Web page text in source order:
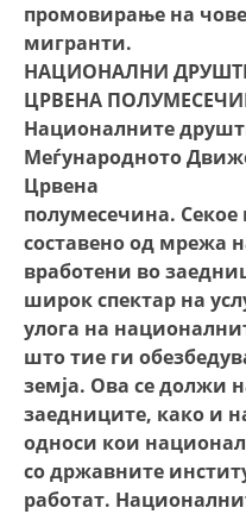
промовирање на
мигранти.
НАЦИОНАЛНИ
ЦРВЕНА
Националните
Меѓународното
Црвена
полумесечина.
составено од мрежа
вработени во
широк спектар на
улога на
што тие ги
земја. Ова се должи
заедниците, како и
односи кои
со државните
работат.